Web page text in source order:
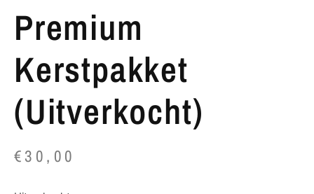
Premium
Kerstpakket
(Uitverkocht)
€30,00